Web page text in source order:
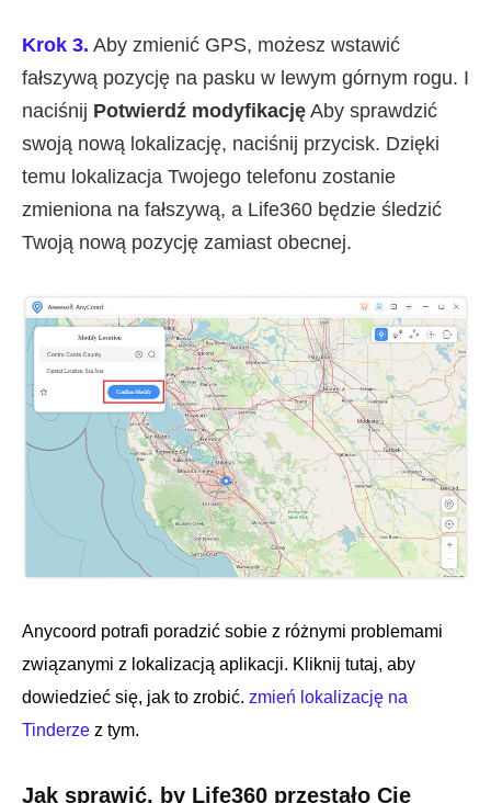
Krok 3. Aby zmienić GPS, możesz wstawić
fałszywą pozycję na pasku w lewym górnym rogu. I
naciśnij Potwierdź modyfikację Aby sprawdzić
swoją nową lokalizację, naciśnij przycisk. Dzięki
temu lokalizacja Twojego telefonu zostanie
zmieniona na fałszywą, a Life360 będzie śledzić
Twoją nową pozycję zamiast obecnej.
Anycoord potrafi poradzić sobie z różnymi problemami
związanymi z lokalizacją aplikacji. Kliknij tutaj, aby
dowiedzieć się, jak to zrobić. zmień lokalizację na
Tinderze z tym.
Jak sprawić, by Life360 przestało Cię